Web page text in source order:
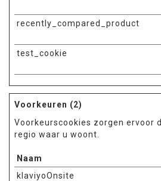
recently_compared_product
test_cookie
Voorkeuren (2)
Voorkeurscookies zorgen ervoor
regio waar u woont.
Naam
klaviyoOnsite